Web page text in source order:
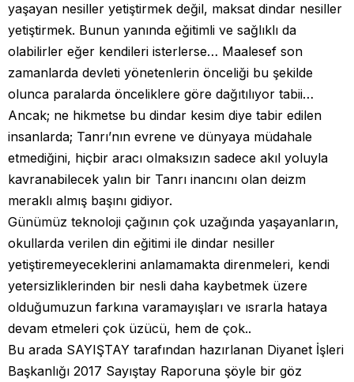
yaşayan nesiller yetiştirmek değil, maksat dindar nesiller
yetiştirmek. Bunun yanında eğitimli ve sağlıklı da
olabilirler eğer kendileri isterlerse… Maalesef son
zamanlarda devleti yönetenlerin önceliği bu şekilde
olunca paralarda önceliklere göre dağıtılıyor tabii…
Ancak; ne hikmetse bu dindar kesim diye tabir edilen
insanlarda; Tanrı’nın evrene ve dünyaya müdahale
etmediğini, hiçbir aracı olmaksızın sadece akıl yoluyla
kavranabilecek yalın bir Tanrı inancını olan deizm
meraklı almış başını gidiyor.
Günümüz teknoloji çağının çok uzağında yaşayanların,
okullarda verilen din eğitimi ile dindar nesiller
yetiştiremeyeceklerini anlamamakta direnmeleri, kendi
yetersizliklerinden bir nesli daha kaybetmek üzere
olduğumuzun farkına varamayışları ve ısrarla hataya
devam etmeleri çok üzücü, hem de çok..
Bu arada SAYIŞTAY tarafından hazırlanan Diyanet İşleri
Başkanlığı 2017 Sayıştay Raporuna şöyle bir göz